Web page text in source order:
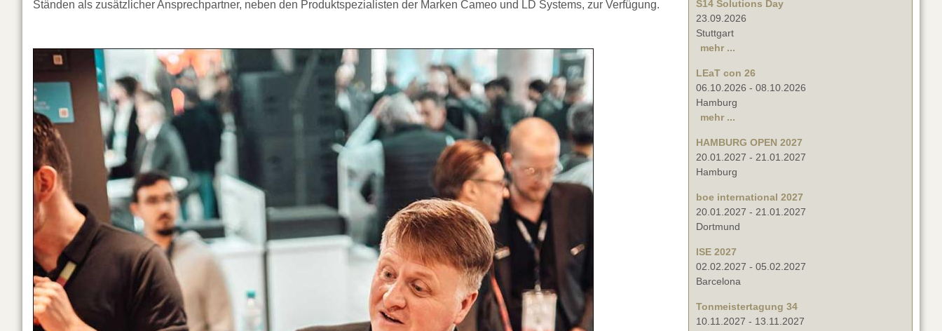
Ständen als zusätzlicher Ansprechpartner, neben den Produktspezialisten der Marken Cameo und LD Systems, zur Verfügung.
S14 Solutions Day
23.09.2026
Stuttgart
mehr ...
LEaT con 26
06.10.2026 - 08.10.2026
Hamburg
mehr ...
HAMBURG OPEN 2027
20.01.2027 - 21.01.2027
Hamburg
boe international 2027
20.01.2027 - 21.01.2027
Dortmund
ISE 2027
02.02.2027 - 05.02.2027
Barcelona
Tonmeistertagung 34
10.11.2027 - 13.11.2027